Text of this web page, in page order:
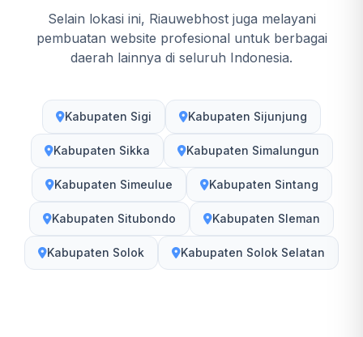
Selain lokasi ini, Riauwebhost juga melayani
pembuatan website profesional untuk berbagai
daerah lainnya di seluruh Indonesia.
Kabupaten Sigi Kabupaten Sijunjung
Kabupaten Sikka Kabupaten Simalungun
Kabupaten Simeulue Kabupaten Sintang
Kabupaten Situbondo Kabupaten Sleman
Kabupaten Solok Kabupaten Solok Selatan